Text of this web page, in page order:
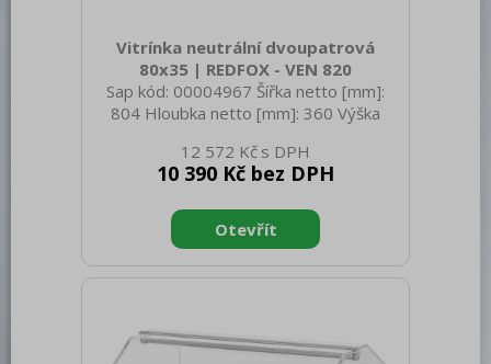
Vitrínka neutrální dvoupatrová
80x35 | REDFOX - VEN 820
Sap kód: 00004967 Šířka netto [mm]:
804 Hloubka netto [mm]: 360 Výška
10.50 Šířka brutto [mm]: 430 Hloubka
brutto [mm]: 850 Výška brutto [mm]:
spotřebiče: Neutrální zařízení Typ
vlastností zařízení: Neutrální Otevírání
zařízení: Oboustranné Vnitřní osvětlení:
12 572 Kč
10 390 Kč bez DPH